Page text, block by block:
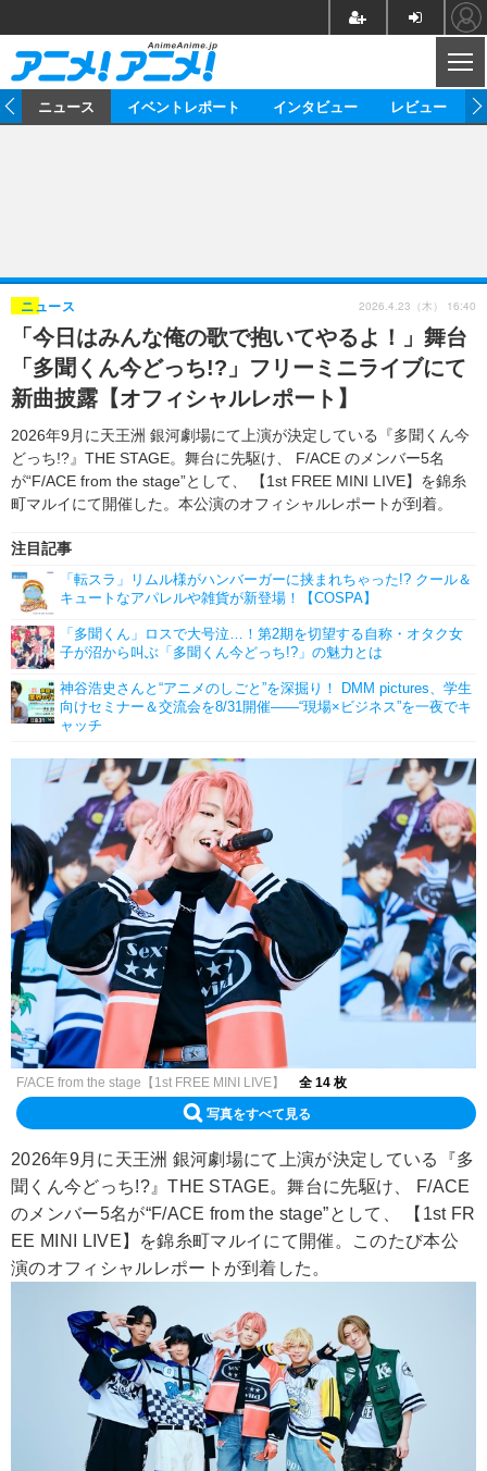
ゲーム グッズ
イベント 海外
海外イベント ビジネス
俳優・タレント アーティスト
ビジネス
アニメ 実写
書評 イベント
ゲーム 座談会
動画
アニメ 映画/ドラマ
アニメ！アニメ！TV ABEMA Cafe
連載・コラム
ニュース イベントレポート インタビュー レビュー
「今日はみんな俺の歌で抱いてやるよ！」舞台
「多聞くん今どっち!?」フリーミニライブにて
新曲披露【オフィシャルレポート】
2026年9月に天王洲 銀河劇場にて上演が決定している『多聞くん今
どっち!?』THE STAGE。舞台に先駆け、 F/ACE のメンバー5名
が“F/ACE from the stage”として、 【1st FREE MINI LIVE】を錦糸
町マルイにて開催した。本公演のオフィシャルレポートが到着。
ニュース
注目記事
「転スラ」リムル様がハンバーガーに挟まれちゃった!? クール＆
キュートなアパレルや雑貨が新登場！【COSPA】
「多聞くん」ロスで大号泣…！第2期を切望する自称・オタク女
子が沼から叫ぶ「多聞くん今どっち!?」の魅力とは
神谷浩史さんと“アニメのしごと”を深掘り！ DMM pictures、学生
向けセミナー＆交流会を8/31開催――“現場×ビジネス”を一夜でキ
ャッチ
2026.4.23（木） 16:40
F/ACE from the stage【1st FREE MINI LIVE】 全 14 枚
写真をすべて見る
2026年9月に天王洲 銀河劇場にて上演が決定している『多
聞くん今どっち!?』THE STAGE。舞台に先駆け、 F/ACE
のメンバー5名が“F/ACE from the stage”として、 【1st FR
EE MINI LIVE】を錦糸町マルイにて開催。このたび本公
演のオフィシャルレポートが到着した。